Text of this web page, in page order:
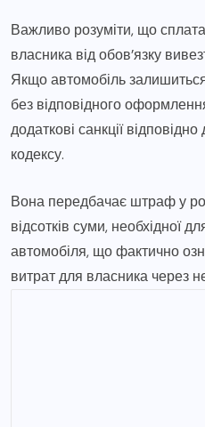
Важливо розуміти, що
власника від обов’язку
Якщо автомобіль залишиться
без відповідного
додаткові санкції
кодексу.
Вона передбачає штраф у
відсотків суми, необхідної
автомобіля, що фактично
витрат для власника через